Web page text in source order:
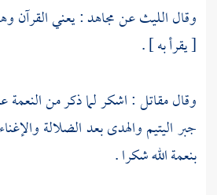
وقالالليثعنمجاهد: يعني القرآن
[ يقرأ به ] .
وقالمقاتل: اشكر لما ذكر من
جبر اليتيم والهدى بعد الضلالة
بنعمة الله شكرا .